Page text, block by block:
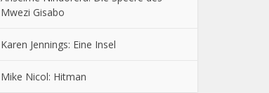
Mwezi Gisabo
Karen Jennings: Eine Insel
Mike Nicol: Hitman